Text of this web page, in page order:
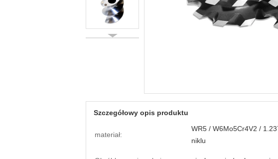
Szczegółowy opis produktu
materiał:
WR5 / W6Mo5Cr4V2 /
niklu